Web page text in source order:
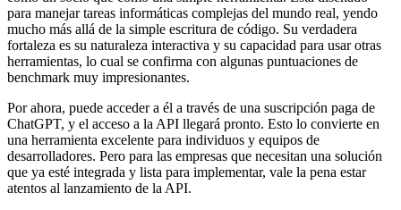
para manejar tareas informáticas complejas del mundo real, yendo
mucho más allá de la simple escritura de código. Su verdadera
fortaleza es su naturaleza interactiva y su capacidad para usar otras
herramientas, lo cual se confirma con algunas puntuaciones de
benchmark muy impresionantes.
Por ahora, puede acceder a él a través de una suscripción paga de
ChatGPT, y el acceso a la API llegará pronto. Esto lo convierte en
una herramienta excelente para individuos y equipos de
desarrolladores. Pero para las empresas que necesitan una solución
que ya esté integrada y lista para implementar, vale la pena estar
atentos al lanzamiento de la API.